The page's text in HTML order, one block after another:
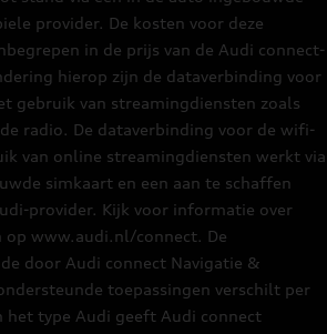
provider. De kosten voor deze
in de prijs van de Audi connect-
hierop zijn de dataverbinding voor
gebruik van streamingdiensten zoals
radio. De dataverbinding voor de wifi-
van online streamingdiensten werkt via
simkaart en een aan te schaffen
provider. Kijk voor informatie over
op www.audi.nl/connect. De
door Audi connect Navigatie &
toepassingen verschilt per
het type Audi geeft Audi connect